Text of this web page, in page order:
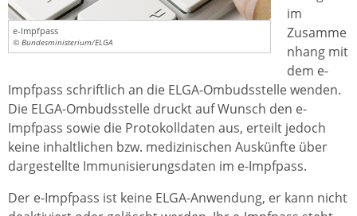
e-Impfpass
© Bundesministerium/ELGA
im
Zusamme
nhang mit
dem e-
Impfpass schriftlich an die ELGA-Ombudsstelle wenden.
Die ELGA-Ombudsstelle druckt auf Wunsch den e-
Impfpass sowie die Protokolldaten aus, erteilt jedoch
keine inhaltlichen bzw. medizinischen Auskünfte über
dargestellte Immunisierungsdaten im e-Impfpass.
Der e-Impfpass ist keine ELGA-Anwendung, er kann nicht